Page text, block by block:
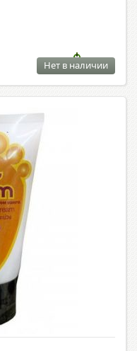
Нет в наличии